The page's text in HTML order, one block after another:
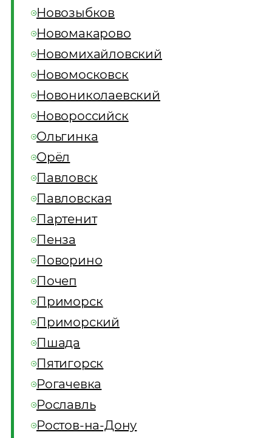
Новозыбков
Новомакарово
Новомихайловский
Новомосковск
Новониколаевский
Новороссийск
Ольгинка
Орёл
Павловск
Павловская
Партенит
Пенза
Поворино
Почеп
Приморск
Приморский
Пшада
Пятигорск
Рогачевка
Рославль
Ростов-на-Дону